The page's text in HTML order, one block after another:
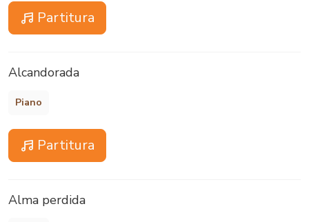
Partitura
Alcandorada
Piano
Partitura
Alma perdida